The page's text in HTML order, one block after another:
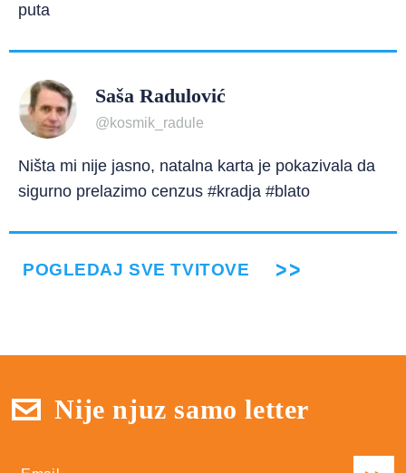
puta
Saša Radulović
@kosmik_radule
Ništa mi nije jasno, natalna karta je pokazivala da
sigurno prelazimo cenzus #kradja #blato
POGLEDAJ SVE TVITOVE
Nije njuz samo letter